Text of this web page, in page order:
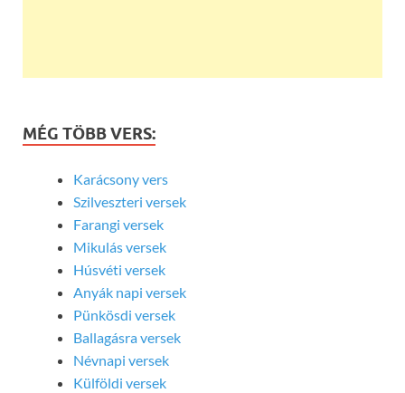
MÉG TÖBB VERS:
Karácsony vers
Szilveszteri versek
Farangi versek
Mikulás versek
Húsvéti versek
Anyák napi versek
Pünkösdi versek
Ballagásra versek
Névnapi versek
Külföldi versek